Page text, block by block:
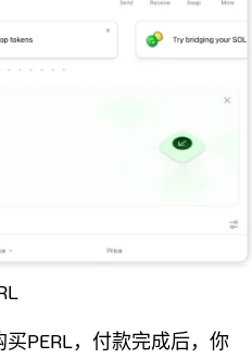
PERL，付款完成后，你